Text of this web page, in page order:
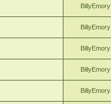
BillyEmory
BillyEmory
BillyEmory
BillyEmory
BillyEmory